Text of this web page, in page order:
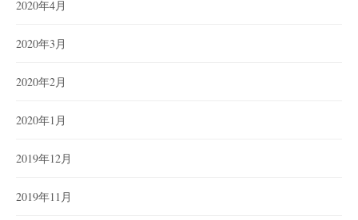
2020年4月
2020年3月
2020年2月
2020年1月
2019年12月
2019年11月